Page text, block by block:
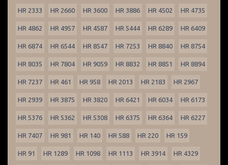
HR 2333 HR 2660 HR 3600 HR 3886 HR 4502 HR 4735
HR 4862 HR 4957 HR 4587 HR 5444 HR 6289 HR 6409
HR 6874 HR 6544 HR 8547 HR 7253 HR 8840 HR 8754
HR 8035 HR 7804 HR 9059 HR 8832 HR 8851 HR 8894
HR 7237 HR 461 HR 958 HR 2013 HR 2183 HR 2967
HR 2939 HR 3875 HR 3820 HR 6421 HR 6034 HR 6173
HR 5376 HR 5362 HR 5308 HR 6375 HR 6364 HR 6227
HR 7407 HR 981 HR 140 HR 588 HR 220 HR 159
HR 91 HR 1289 HR 1098 HR 1113 HR 3914 HR 4329